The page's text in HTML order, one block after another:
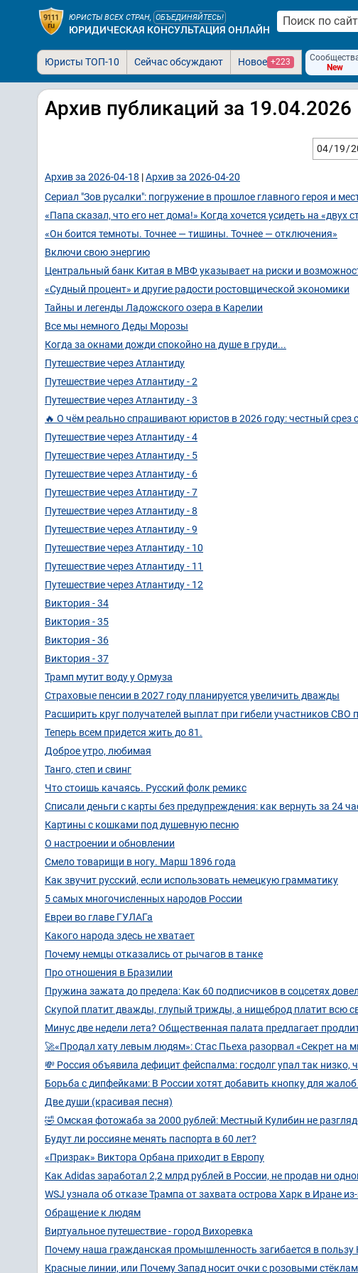
ЮРИСТЫ ВСЕХ СТРАН, ОБЪЕДИНЯЙТЕСЬ!
ЮРИДИЧЕСКАЯ КОНСУЛЬТАЦИЯ ОНЛАЙН
Юристы ТОП-10 Сейчас обсуждают Новое +223
New
Архив публикаций за 19.04.2026
Архив за 2026-04-18 |Архив за 2026-04-20
Сериал "Зов русалки": погружение в прошлое главного героя и
«Папа сказал, что его нет дома!» Когда хочется усидеть на «двух
«Он боится темноты. Точнее — тишины. Точнее — отключения»
Включи свою энергию
Центральный банк Китая в МВФ указывает на риски и
«Судный процент» и другие радости ростовщической экономики
Тайны и легенды Ладожского озера в Карелии
Все мы немного Деды Морозы
Когда за окнами дожди спокойно на душе в груди...
Путешествие через Атлантиду
Путешествие через Атлантиду - 2
Путешествие через Атлантиду - 3
🔥 О чём реально спрашивают юристов в 2026 году: честный срез
Путешествие через Атлантиду - 4
Путешествие через Атлантиду - 5
Путешествие через Атлантиду - 6
Путешествие через Атлантиду - 7
Путешествие через Атлантиду - 8
Путешествие через Атлантиду - 9
Путешествие через Атлантиду - 10
Путешествие через Атлантиду - 11
Путешествие через Атлантиду - 12
Виктория - 34
Виктория - 35
Виктория - 36
Виктория - 37
Трамп мутит воду у Ормуза
Страховые пенсии в 2027 году планируется увеличить дважды
Расширить круг получателей выплат при гибели участников СВО
Теперь всем придется жить до 81.
Доброе утро, любимая
Танго, степ и свинг
Что стоишь качаясь. Русский фолк ремикс
Списали деньги с карты без предупреждения: как вернуть за 24
Картины с кошками под душевную песню
О настроении и обновлении
Смело товарищи в ногу. Марш 1896 года
Как звучит русский, если использовать немецкую грамматику
5 самых многочисленных народов России
Евреи во главе ГУЛАГа
Какого народа здесь не хватает
Почему немцы отказались от рычагов в танке
Про отношения в Бразилии
Пружина зажата до предела: Как 60 подписчиков в соцсетях
Скупой платит дважды, глупый трижды, а нищеброд платит всю
Минус две недели лета? Общественная палата предлагает
🚀«Продал хату левым людям»: Стас Пьеха разорвал «Секрет на
💸 Россия объявила дефицит фейспалма: госдолг упал так низко,
Борьба с дипфейками: В России хотят добавить кнопку для
Две души (красивая песня)
🤣 Омская фотожаба за 2000 рублей: Местный Кулибин не
Будут ли россияне менять паспорта в 60 лет?
«Призрак» Виктора Орбана приходит в Европу
Как Adidas заработал 2,2 млрд рублей в России, не продав ни
WSJ узнала об отказе Трампа от захвата острова Харк в Иране
Обращение к людям
Виртуальное путешествие - город Вихоревка
Почему наша гражданская промышленность загибается в пользу
Красные линии, или Почему Запад носит очки с розовыми